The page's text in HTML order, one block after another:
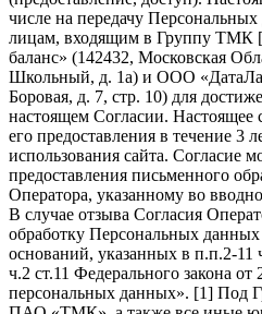
числе на передачу
лицам, входящим в Группу ТМК
баланс» (142432, Московская
Школьный, д. 1а) и ООО
Боровая, д. 7, стр. 10) для
настоящем Согласии. Настоящее
его предоставления в течение 3
использования сайта. Согласие
предоставления письменного
Оператора, указанному во
В случае отзыва Согласия
обработку Персональных данных
оснований, указанных в п.п.2-11
ч.2 ст.11 Федерального закона
персональных данных». [1] Под